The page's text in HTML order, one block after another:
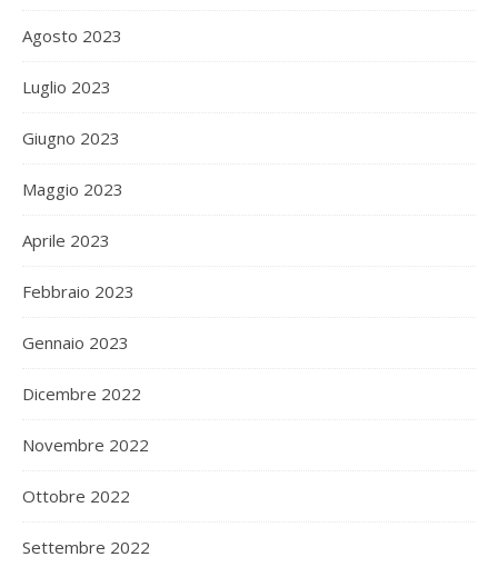
Agosto 2023
Luglio 2023
Giugno 2023
Maggio 2023
Aprile 2023
Febbraio 2023
Gennaio 2023
Dicembre 2022
Novembre 2022
Ottobre 2022
Settembre 2022